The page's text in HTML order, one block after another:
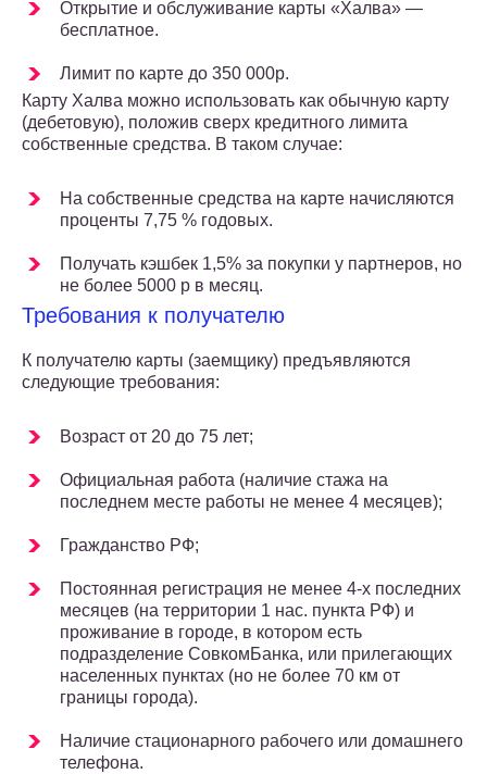
Открытие и обслуживание карты «Халва» —
бесплатное.
Лимит по карте до 350 000р.
Карту Халва можно использовать как обычную карту
(дебетовую), положив сверх кредитного лимита
собственные средства. В таком случае:
На собственные средства на карте начисляются
проценты 7,75 % годовых.
Получать кэшбек 1,5% за покупки у партнеров, но
не более 5000 р в месяц.
Требования к получателю
К получателю карты (заемщику) предъявляются
следующие требования:
Возраст от 20 до 75 лет;
Официальная работа (наличие стажа на
последнем месте работы не менее 4 месяцев);
Гражданство РФ;
Постоянная регистрация не менее 4-х последних
месяцев (на территории 1 нас. пункта РФ) и
проживание в городе, в котором есть
подразделение СовкомБанка, или прилегающих
населенных пунктах (но не более 70 км от
границы города).
Наличие стационарного рабочего или домашнего
телефона.